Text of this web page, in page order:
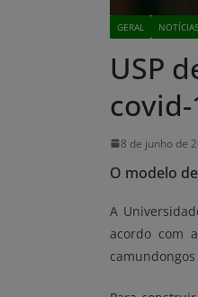
GERAL NOTÍCIAS
USP
covid-
8 de junho de
O modelo
A
acordo com